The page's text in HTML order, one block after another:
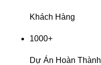
Khách Hàng
1000+
Dự Án Hoàn Thành